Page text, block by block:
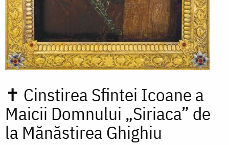
✝ Cinstirea Sfintei Icoane a
Maicii Domnului „Siriaca” de
la Mănăstirea Ghighiu